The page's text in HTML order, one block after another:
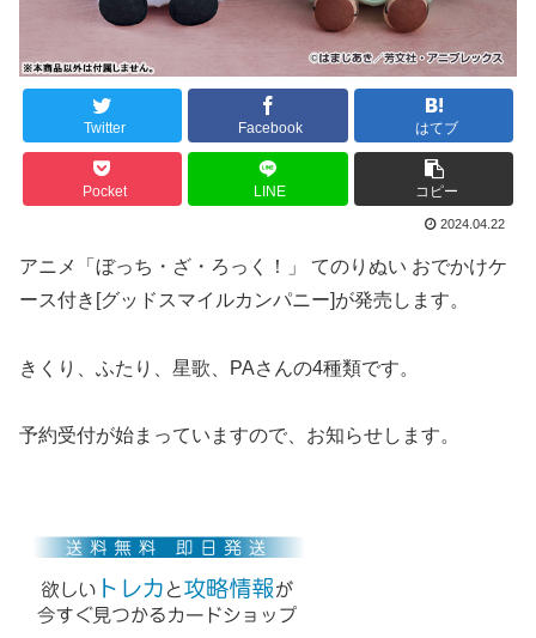
Twitter Facebook はてブ
Pocket LINE コピー
2024.04.22
アニメ「ぼっち・ざ・ろっく！」 てのりぬい おでかけケ
ース付き[グッドスマイルカンパニー]が発売します。
きくり、ふたり、星歌、PAさんの4種類です。
予約受付が始まっていますので、お知らせします。